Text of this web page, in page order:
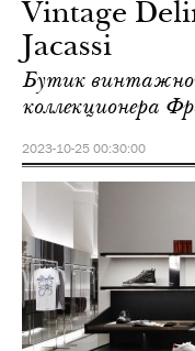
Vintage
Jacassi
Бутик
коллекционера
2023-10-25 00:30:00